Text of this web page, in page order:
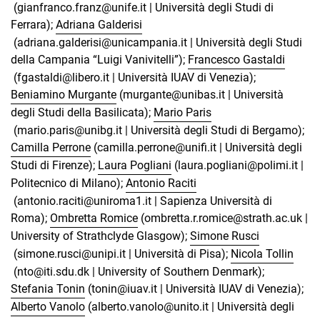
(gianfranco.franz@unife.it | Università degli Studi di
Ferrara); Adriana Galderisi
(adriana.galderisi@unicampania.it | Università degli Studi
della Campania “Luigi Vanivitelli”); Francesco Gastaldi
(fgastaldi@libero.it | Università IUAV di Venezia);
Beniamino Murgante (murgante@unibas.it | Università
degli Studi della Basilicata); Mario Paris
(mario.paris@unibg.it | Università degli Studi di Bergamo);
Camilla Perrone (camilla.perrone@unifi.it | Università degli
Studi di Firenze); Laura Pogliani (laura.pogliani@polimi.it |
Politecnico di Milano); Antonio Raciti
(antonio.raciti@uniroma1.it | Sapienza Università di
Roma); Ombretta Romice (ombretta.r.romice@strath.ac.uk |
University of Strathclyde Glasgow); Simone Rusci
(simone.rusci@unipi.it | Università di Pisa); Nicola Tollin
(nto@iti.sdu.dk | University of Southern Denmark);
Stefania Tonin (tonin@iuav.it | Università IUAV di Venezia);
Alberto Vanolo (alberto.vanolo@unito.it | Università degli